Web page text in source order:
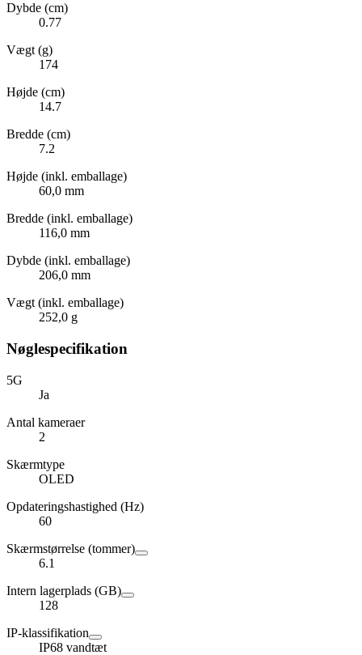
Dybde (cm)
0.77
Vægt (g)
174
Højde (cm)
14.7
Bredde (cm)
7.2
Højde (inkl. emballage)
60,0 mm
Bredde (inkl. emballage)
116,0 mm
Dybde (inkl. emballage)
206,0 mm
Vægt (inkl. emballage)
252,0 g
Nøglespecifikation
5G
Ja
Antal kameraer
2
Skærmtype
OLED
Opdateringshastighed (Hz)
60
Skærmstørrelse (tommer)
6.1
Intern lagerplads (GB)
128
IP-klassifikation
IP68 vandtæt